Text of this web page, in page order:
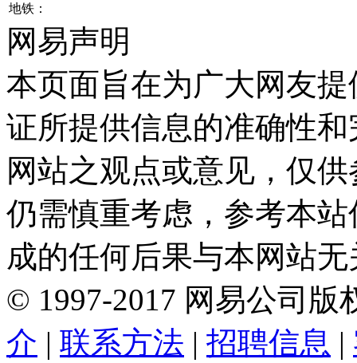
地铁：
网易声明
本页面旨在为广大网友
证所提供信息的准确性
网站之观点或意见，仅
仍需慎重考虑，参考本
成的任何后果与本网站
© 1997-2017 网易公司版
介 | 联系方法 | 招聘信息 |